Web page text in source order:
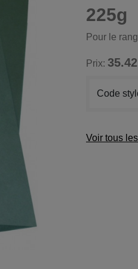
225g
Pour le
Prix:
Code
Voir tous